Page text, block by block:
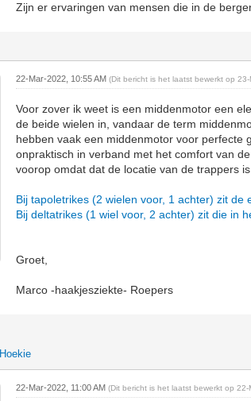
Zijn er ervaringen van mensen die in de
22-Mar-2022, 10:55 AM(Dit bericht is het laatst bewerkt op
Voor zover ik weet is een middenmotor een
de beide wielen in, vandaar de term
hebben vaak een middenmotor voor perfecte
onpraktisch in verband met het comfort van
voorop omdat dat de locatie van de trappers
Bij tapoletrikes (2 wielen voor, 1 achter) zit
Bij deltatrikes (1 wiel voor, 2 achter) zit die in
Groet,
Marco -haakjesziekte- Roepers
Hoekie
22-Mar-2022, 11:00 AM(Dit bericht is het laatst bewerkt op